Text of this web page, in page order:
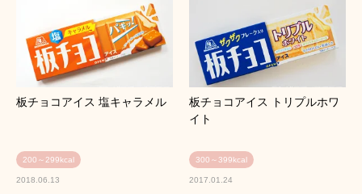
板チョコアイス 塩キャラメル
200～299kcal
2018.06.13
板チョコアイス トリプルホワ
イト
300～399kcal
2017.01.24